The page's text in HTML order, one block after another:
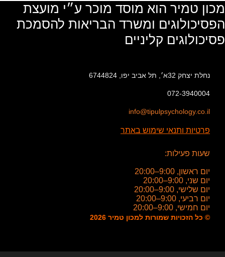
מכון טמיר הוא מוסד מוכר ע״י מועצת
הפסיכולוגים ומשרד הבריאות להסמכת
פסיכולוגים קליניים
נחלת יצחק 32א׳, תל אביב יפו, 6744824
072-3940004
info@tipulpsychology.co.il
פרטיות ותנאי שימוש באתר
שעות פעילות:
יום ראשון, 9:00–20:00
יום שני, 9:00–20:00
יום שלישי, 9:00–20:00
יום רביעי, 9:00–20:00
יום חמישי, 9:00–20:00
© כל הזכויות שמורות למכון טמיר 2026